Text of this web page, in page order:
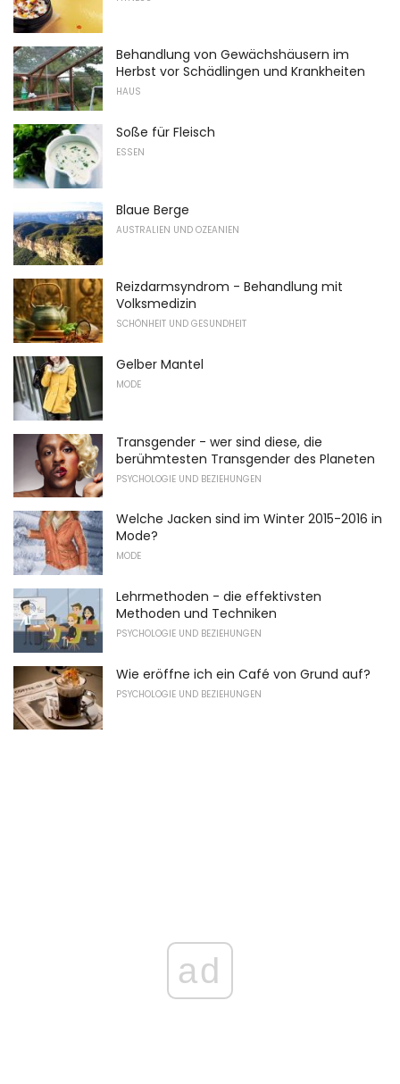
Behandlung von Gewächshäusern im
Herbst vor Schädlingen und Krankheiten
HAUS
Soße für Fleisch
ESSEN
Blaue Berge
AUSTRALIEN UND OZEANIEN
Reizdarmsyndrom - Behandlung mit
Volksmedizin
SCHÖNHEIT UND GESUNDHEIT
Gelber Mantel
MODE
Transgender - wer sind diese, die
berühmtesten Transgender des Planeten
PSYCHOLOGIE UND BEZIEHUNGEN
Welche Jacken sind im Winter 2015-2016 in
Mode?
MODE
Lehrmethoden - die effektivsten
Methoden und Techniken
PSYCHOLOGIE UND BEZIEHUNGEN
Wie eröffne ich ein Café von Grund auf?
PSYCHOLOGIE UND BEZIEHUNGEN
ad